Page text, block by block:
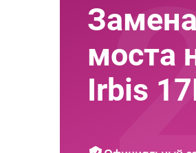
моста
Irbis